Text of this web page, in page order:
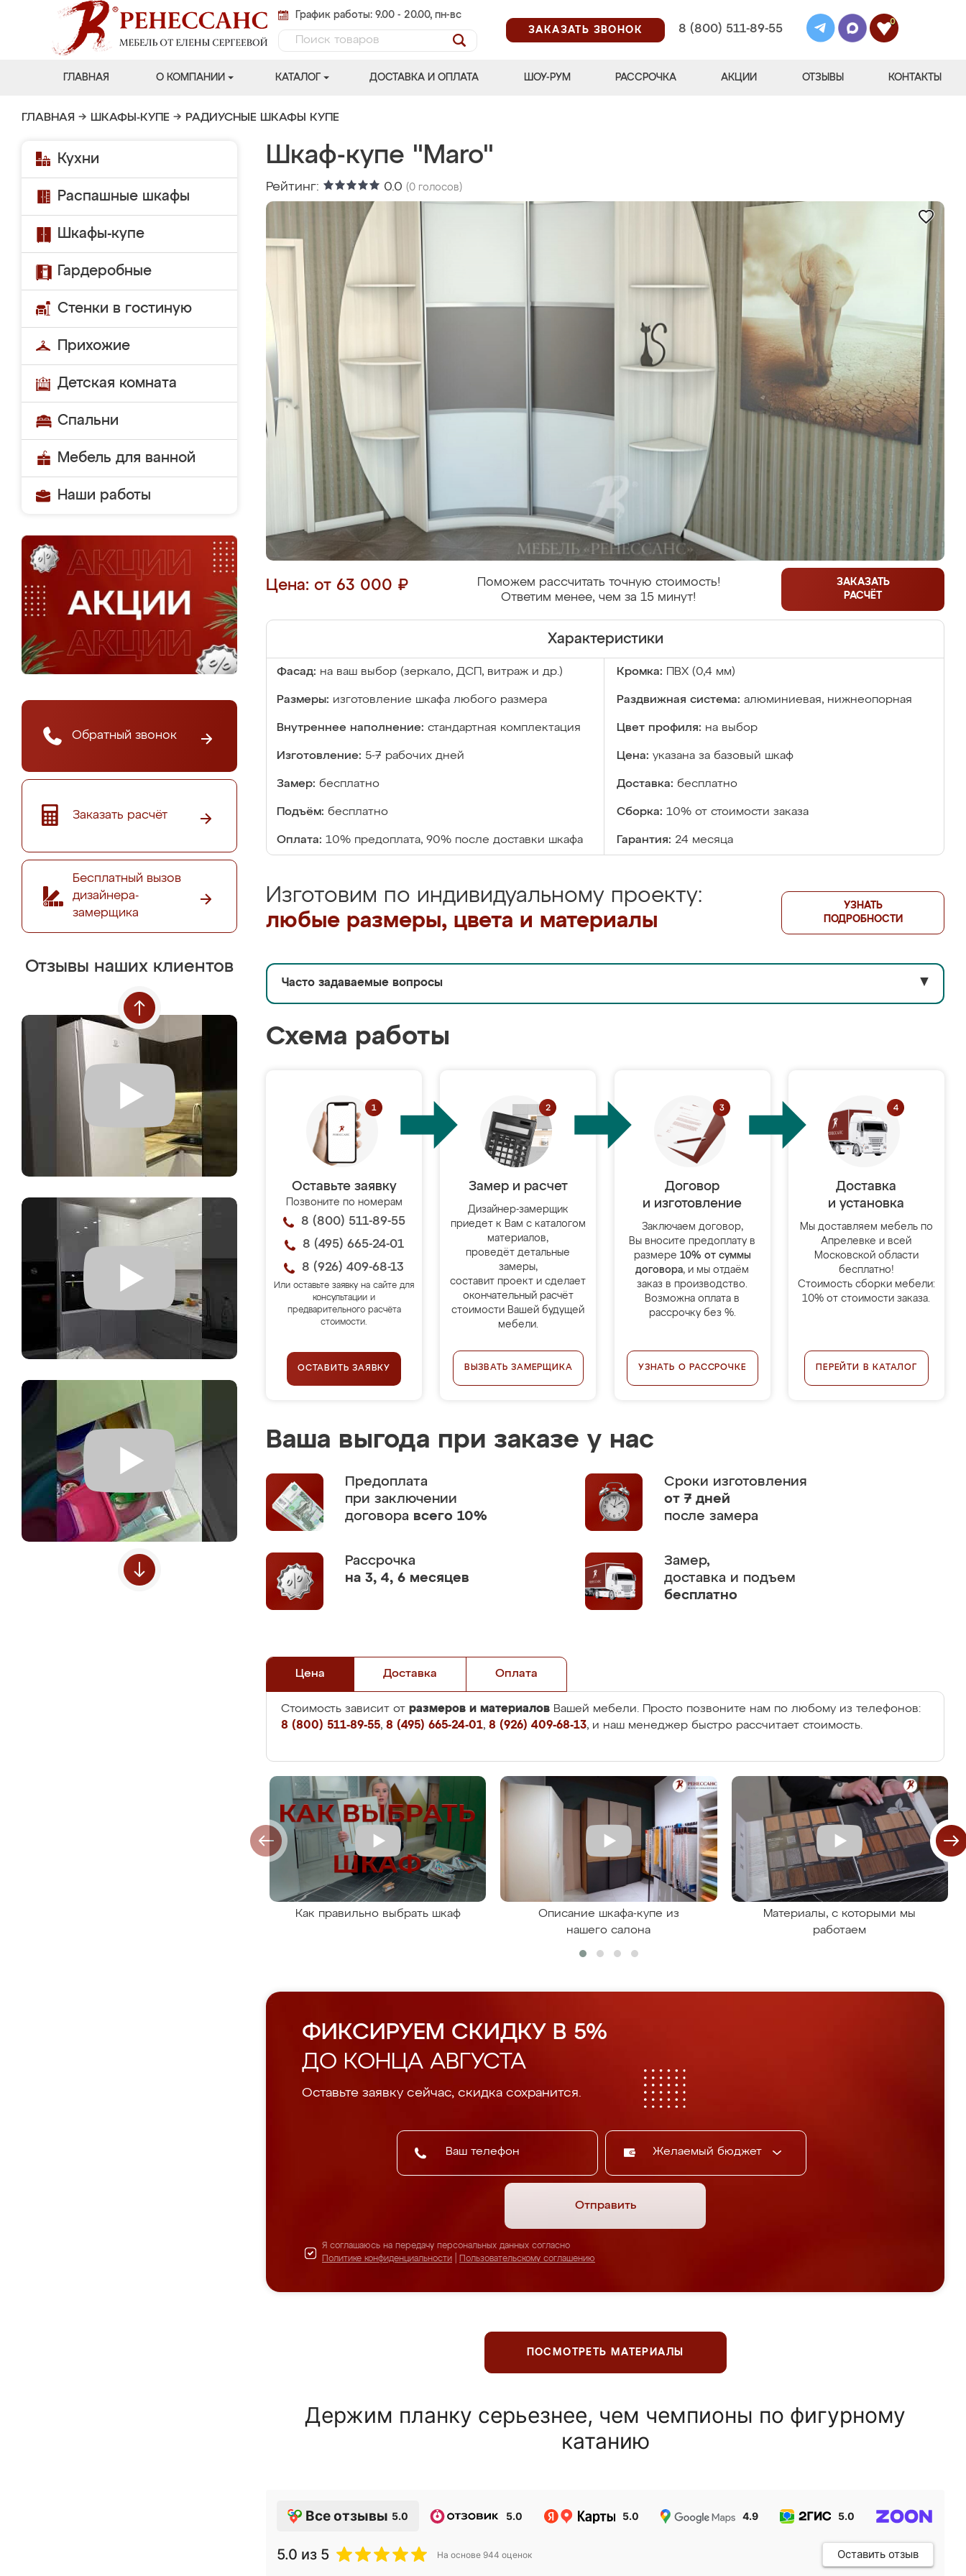
График работы: 9.00 - 20.00, пн-вс
ЗАКАЗАТЬ ЗВОНОК
8 (800) 511-89-55
0
ГЛАВНАЯ О КОМПАНИИ КАТАЛОГ ДОСТАВКА И ОПЛАТА ШОУ-РУМ РАССРОЧКА АКЦИИ ОТЗЫВЫ КОНТАКТЫ
ГЛАВНАЯ → ШКАФЫ-КУПЕ → РАДИУСНЫЕ ШКАФЫ КУПЕ
Кухни
Распашные шкафы
Шкафы-купе
Гардеробные
Стенки в гостиную
Прихожие
Детская комната
Спальни
Мебель для ванной
Наши работы
Обратный звонок
Заказать расчёт
Бесплатный вызов
дизайнера-
замерщика
Отзывы наших клиентов
Шкаф-купе "Maro"
Рейтинг: 0.0 (0 голосов)
Цена: от 63 000 ₽
Поможем рассчитать точную стоимость!
Ответим менее, чем за 15 минут!
ЗАКАЗАТЬ
РАСЧЁТ
Характеристики
Фасад: на ваш выбор (зеркало, ДСП, витраж и др.) Кромка: ПВХ (0,4 мм)
Размеры: изготовление шкафа любого размера Раздвижная система: алюминиевая, нижнеопорная
Внутреннее наполнение: стандартная комплектация Цвет профиля: на выбор
Изготовление: 5-7 рабочих дней Цена: указана за базовый шкаф
Замер: бесплатно Доставка: бесплатно
Подъём: бесплатно Сборка: 10% от стоимости заказа
Оплата: 10% предоплата, 90% после доставки шкафа Гарантия: 24 месяца
Изготовим по индивидуальному проекту:
любые размеры, цвета и материалы
УЗНАТЬ
ПОДРОБНОСТИ
Часто задаваемые вопросы ▼
Схема работы
Оставьте заявку
Позвоните по номерам
8 (800) 511-89-55
8 (495) 665-24-01
8 (926) 409-68-13
Или оставьте заявку на сайте для
консультации и
предварительного расчёта
стоимости.
ОСТАВИТЬ ЗАЯВКУ
Замер и расчет
Дизайнер-замерщик
приедет к Вам с каталогом
материалов,
проведёт детальные
замеры,
составит проект и сделает
окончательный расчёт
стоимости Вашей будущей
мебели.
ВЫЗВАТЬ ЗАМЕРЩИКА
Договор
и изготовление
Заключаем договор,
Вы вносите предоплату в
размере 10% от суммы
договора, и мы отдаём
заказ в производство.
Возможна оплата в
рассрочку без %.
УЗНАТЬ О РАССРОЧКЕ
Доставка
и установка
Мы доставляем мебель по
Апрелевке и всей
Московской области
бесплатно!
Стоимость сборки мебели:
10% от стоимости заказа.
ПЕРЕЙТИ В КАТАЛОГ
Ваша выгода при заказе у нас
Предоплата
при заключении
договора всего 10%
Сроки изготовления
от 7 дней
после замера
Рассрочка
на 3, 4, 6 месяцев
Замер,
доставка и подъем
бесплатно
Цена Доставка Оплата
Стоимость зависит от размеров и материалов Вашей мебели. Просто позвоните нам по любому из телефонов:
8 (800) 511-89-55, 8 (495) 665-24-01, 8 (926) 409-68-13, и наш менеджер быстро рассчитает стоимость.
Как правильно выбрать шкаф
Описание шкафа-купе из
нашего салона
Материалы, с которыми мы
работаем
ФИКСИРУЕМ СКИДКУ В 5%
ДО КОНЦА АВГУСТА
Оставьте заявку сейчас, скидка сохранится.
Желаемый бюджет
Отправить
Я соглашаюсь на передачу персональных данных согласно
Политике конфиденциальности
Пользовательскому соглашению
ПОСМОТРЕТЬ МАТЕРИАЛЫ
Держим планку серьезнее, чем чемпионы по фигурному
катанию
Все отзывы 5.0 5.0 5.0 4.9 5.0
5.0 из 5 На основе 944 оценок Оставить отзыв